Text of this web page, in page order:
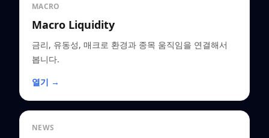
MACRO
Macro Liquidity
금리, 유동성, 매크로 환경과 종목 움직임을 연결해서
봅니다.
열기 →
NEWS